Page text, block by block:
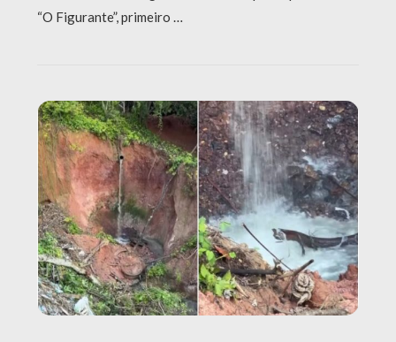
“O Figurante”, primeiro …